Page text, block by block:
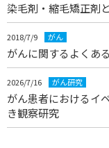
染毛剤・縮毛矯正剤
2018/7/9 がん
がんに関するよくあ
2026/7/16 がん研究
がん患者におけるイ
き観察研究